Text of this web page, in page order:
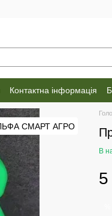
Контактна інформація
В
5